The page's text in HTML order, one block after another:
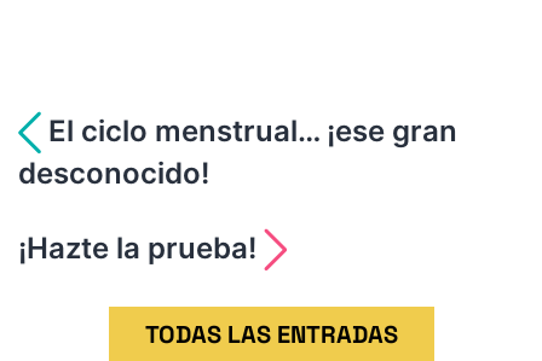
Navegación
de
entradas
El ciclo menstrual… ¡ese gran
desconocido!
¡Hazte la prueba!
TODAS LAS ENTRADAS